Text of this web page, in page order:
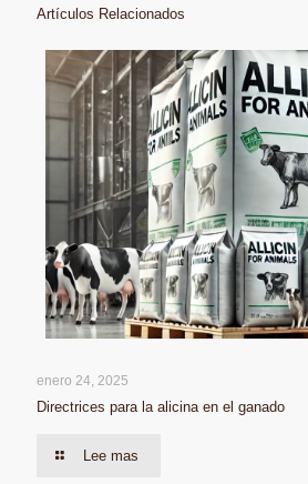
Artículos Relacionados
enero 24, 2025
Directrices para la alicina en el ganado
Lee mas